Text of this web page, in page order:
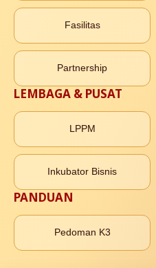
Fasilitas
Partnership
LEMBAGA & PUSAT
LPPM
Inkubator Bisnis
PANDUAN
Pedoman K3